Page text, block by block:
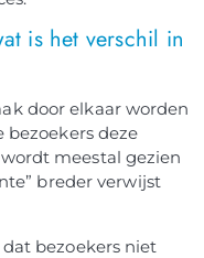
is het verschil in
door elkaar worden
deze
meestal gezien
breder verwijst
bezoekers niet